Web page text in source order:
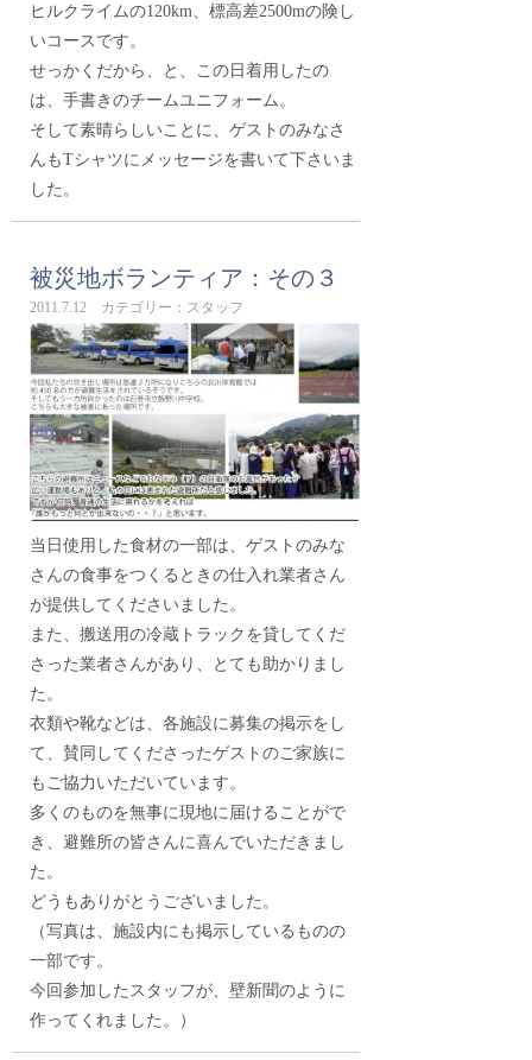
ヒルクライムの120km、標高差2500mの険し
いコースです。
せっかくだから、と、この日着用したの
は、手書きのチームユニフォーム。
そして素晴らしいことに、ゲストのみなさ
んもTシャツにメッセージを書いて下さいま
した。
被災地ボランティア：その３
2011.7.12 カテゴリー：スタッフ
当日使用した食材の一部は、ゲストのみな
さんの食事をつくるときの仕入れ業者さん
が提供してくださいました。
また、搬送用の冷蔵トラックを貸してくだ
さった業者さんがあり、とても助かりまし
た。
衣類や靴などは、各施設に募集の掲示をし
て、賛同してくださったゲストのご家族に
もご協力いただいています。
多くのものを無事に現地に届けることがで
き、避難所の皆さんに喜んでいただきまし
た。
どうもありがとうございました。
（写真は、施設内にも掲示しているものの
一部です。
今回参加したスタッフが、壁新聞のように
作ってくれました。）